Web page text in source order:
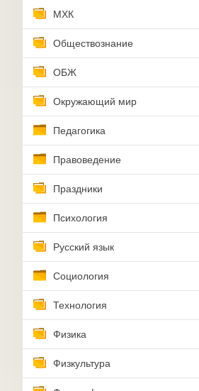
МХК
Обществознание
ОБЖ
Окружающий мир
Педагогика
Правоведение
Праздники
Психология
Русский язык
Социология
Технология
Физика
Физкультура